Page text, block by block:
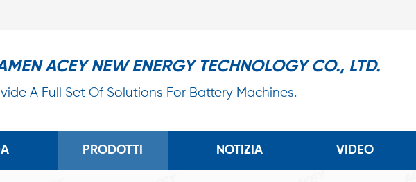
ACEY NEW ENERGY TECHNOLOGY CO., LTD.
A Full Set Of Solutions For Battery Machines.
PRODOTTI NOTIZIA VIDEO